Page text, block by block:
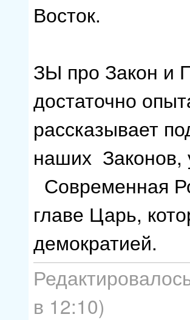
Восток.
ЗЫ про Закон и
достаточно
рассказывает
наших Законов,
Современная
главе Царь,
демократией.
в 12:10)